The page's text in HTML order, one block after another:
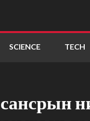
SCIENCE TECH